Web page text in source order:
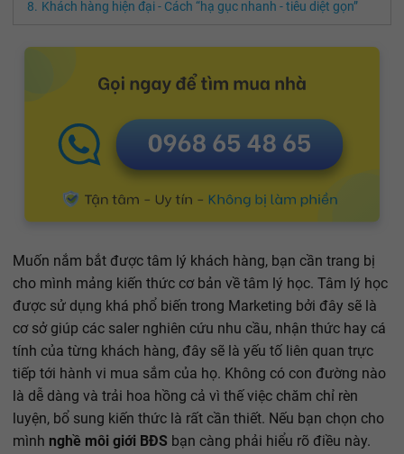
Khách hàng hiện đại - Cách “hạ gục nhanh - tiêu diệt gọn”
Muốn nắm bắt được tâm lý khách hàng, bạn cần trang bị
cho mình mảng kiến thức cơ bản về tâm lý học. Tâm lý học
được sử dụng khá phổ biến trong Marketing bởi đây sẽ là
cơ sở giúp các saler nghiên cứu nhu cầu, nhận thức hay cá
tính của từng khách hàng, đây sẽ là yếu tố liên quan trực
tiếp tới hành vi mua sắm của họ. Không có con đường nào
là dễ dàng và trải hoa hồng cả vì thế việc chăm chỉ rèn
luyện, bổ sung kiến thức là rất cần thiết. Nếu bạn chọn cho
mình nghề môi giới BĐS bạn càng phải hiểu rõ điều này.